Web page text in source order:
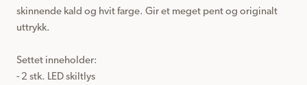
skinnende kald og hvit farge. Gir et meget pent og originalt
uttrykk.
Settet inneholder:
- 2 stk. LED skiltlys